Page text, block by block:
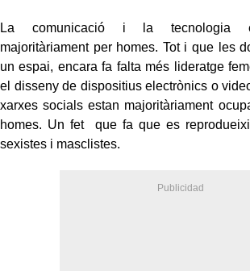
La comunicació i la tecnologia
majoritàriament per homes. Tot i que les
un espai, encara fa falta més lideratge
el disseny de dispositius electrònics o
xarxes socials estan majoritàriament
homes. Un fet que fa que es
sexistes i masclistes.